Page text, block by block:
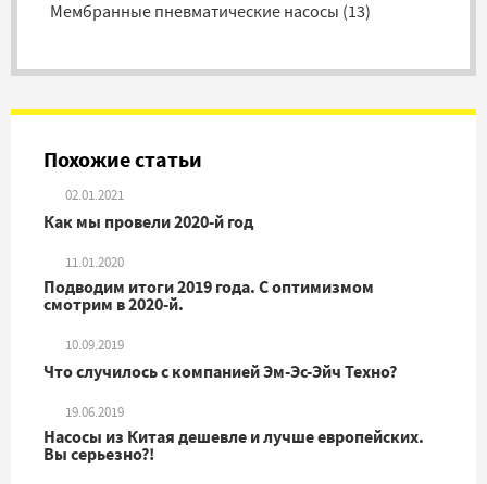
Мембранные пневматические насосы (13)
Похожие статьи
02.01.2021
Как мы провели 2020-й год
11.01.2020
Подводим итоги 2019 года. С оптимизмом
смотрим в 2020-й.
10.09.2019
Что случилось с компанией Эм-Эс-Эйч Техно?
19.06.2019
Насосы из Китая дешевле и лучше европейских.
Вы серьезно?!